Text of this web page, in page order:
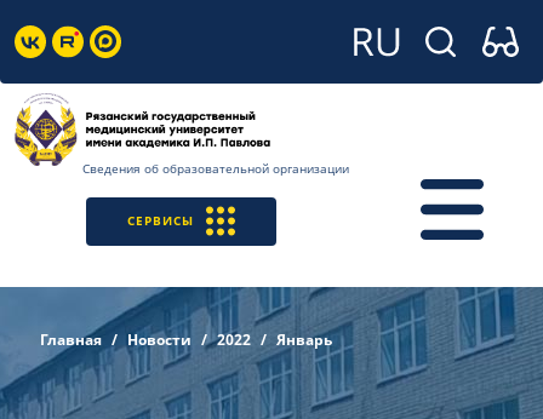
Сведения об образовательной организации
СЕРВИСЫ
Главная Новости 2022 Январь